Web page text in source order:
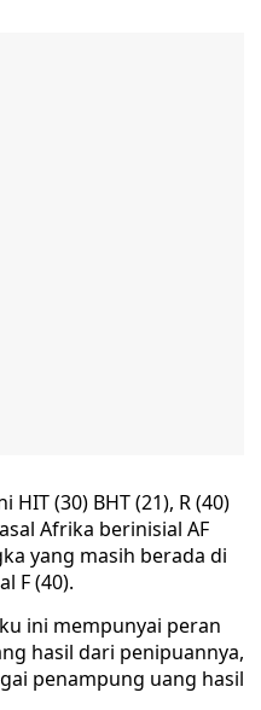
(30) BHT (21), R (40)
Afrika berinisial AF
yang masih berada di
F (40).
ini mempunyai peran
hasil dari penipuannya,
penampung uang hasil